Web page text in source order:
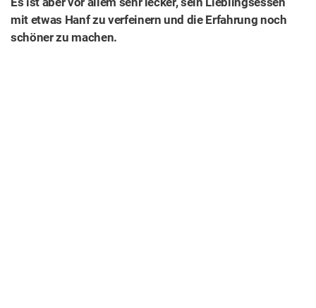
mit etwas Hanf zu verfeinern und die Erfahrung noch
schöner zu machen.